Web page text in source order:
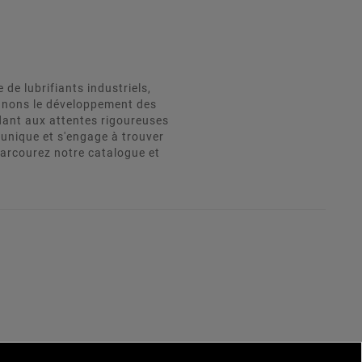
de lubrifiants industriels,
le développement des
aux attentes rigoureuses
et s'engage à trouver
notre catalogue et